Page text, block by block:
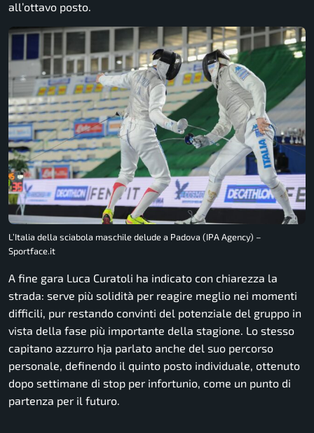
all’ottavo posto.
L’Italia della sciabola maschile delude a Padova (IPA Agency) –
Sportface.it
A fine gara Luca Curatoli ha indicato con chiarezza la
strada: serve più solidità per reagire meglio nei momenti
difficili, pur restando convinti del potenziale del gruppo in
vista della fase più importante della stagione. Lo stesso
capitano azzurro hja parlato anche del suo percorso
personale, definendo il quinto posto individuale, ottenuto
dopo settimane di stop per infortunio, come un punto di
partenza per il futuro.